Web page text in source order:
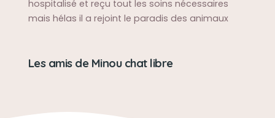
hospitalisé et reçu tout les soins nécessaires
mais hélas il a rejoint le paradis des animaux
Les amis de Minou chat libre